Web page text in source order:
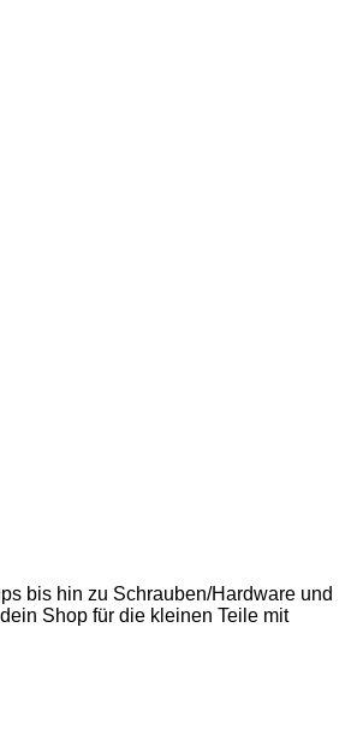
bis hin zu Schrauben/Hardware und
Shop für die kleinen Teile mit